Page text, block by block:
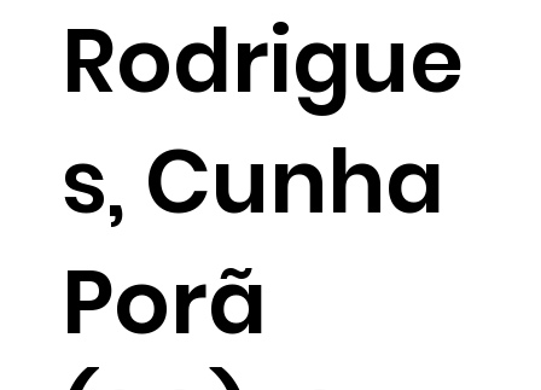
Rodrigue
s, Cunha
Porã